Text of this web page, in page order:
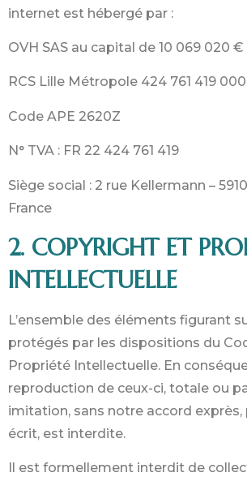
internet est hébergé par :
OVH SAS au capital de 10 069 020 €
RCS Lille Métropole 424 761 419
Code APE 2620Z
N° TVA : FR 22 424 761 419
Siège social : 2 rue Kellermann –
France
2. COPYRIGHT ET
INTELLECTUELLE
L’ensemble des éléments figurant
protégés par les dispositions du
Propriété Intellectuelle. En
reproduction de ceux-ci, totale ou
imitation, sans notre accord exprès,
écrit, est interdite.
Il est formellement interdit de